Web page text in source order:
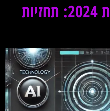
מניות מומלצות לשנת 2024: תחזיות